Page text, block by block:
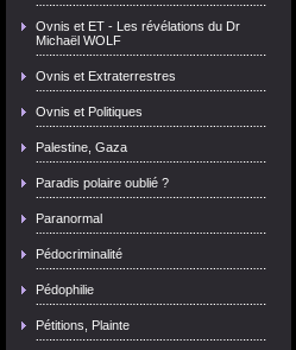
Ovnis et ET - Les révélations du Dr
Michaël WOLF
Ovnis et Extraterrestres
Ovnis et Politiques
Palestine, Gaza
Paradis polaire oublié ?
Paranormal
Pédocriminalité
Pédophilie
Pétitions, Plainte